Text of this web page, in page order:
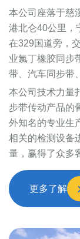
本公司座落于慈
港北仑40公里，
在329国道旁，
业氯丁橡胶同步
带、汽车同步带
本公司技术力量
步带传动产品的
外知名的专业生
相关的检测设备
量，赢得了众多
更多了解